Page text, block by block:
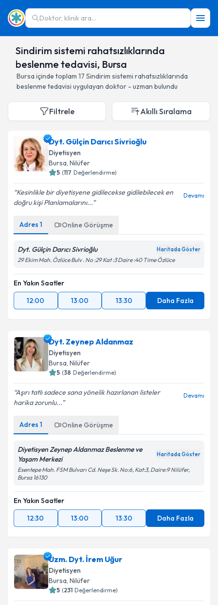
Doktor, klinik ara...
Sindirim sistemi rahatsızlıklarında
beslenme tedavisi, Bursa
Bursa içinde toplam 17 Sindirim sistemi rahatsızlıklarında
beslenme tedavisi uygulayan doktor - uzman bulundu
Filtrele Akıllı Sıralama
Dyt. Gülçin Darıcı Sivrioğlu
Diyetisyen
Bursa, Nilüfer
5 (117 Değerlendirme)
Kesinlikle bir diyetisyene gidilecekse gidilebilecek en
doğru kişi Planlamalarını...
Devamı
Adres 1 Online Görüşme
Dyt. Gülçin Darıcı Sivrioğlu Haritada Göster
29 Ekim Mah. Özlüce Bulv . No :29 Kat :3 Daire :40 Time Özlüce
En Yakın Saatler
12:00
13:00 13:30 Daha Fazla
Dyt. Zeynep Aldanmaz
Diyetisyen
Bursa, Nilüfer
5 (38 Değerlendirme)
Aşırı tatlı sadece sana yönelik hazırlanan listeler
harika zorunlu...
Devamı
Adres 1 Online Görüşme
Diyetisyen Zeynep Aldanmaz Beslenme ve
Yaşam Merkezi
Haritada Göster
Esentepe Mah. FSM Bulvarı Cd. Neşe Sk. No:6, Kat:3, Daire:9 Nilüfer,
Bursa 16130
En Yakın Saatler
12:30
13:00 13:30 Daha Fazla
Uzm. Dyt. İrem Uğur
Diyetisyen
Bursa, Nilüfer
5 (231 Değerlendirme)